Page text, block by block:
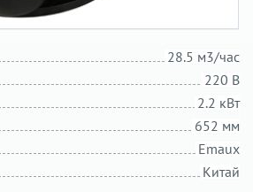
28.5 м3/час
220 В
2.2 кВт
652 мм
Emaux
Китай